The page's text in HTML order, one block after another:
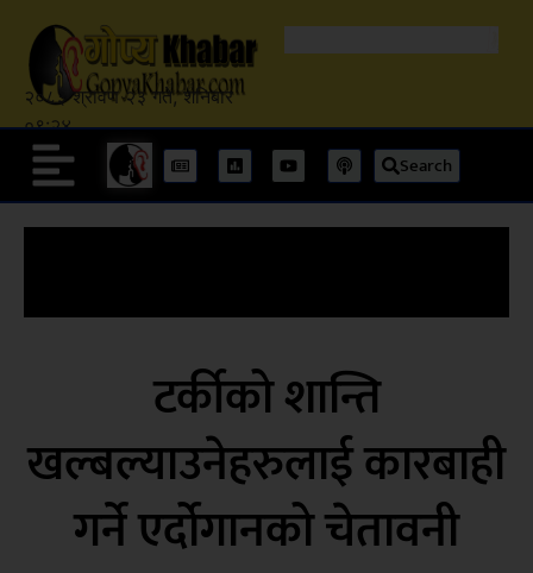
२०८३ श्रावण २३ गते, शनिबार
०९:२४
Search
टर्कीको शान्ति
खल्बल्याउनेहरुलाई कारबाही
गर्ने एर्दोगानको चेतावनी